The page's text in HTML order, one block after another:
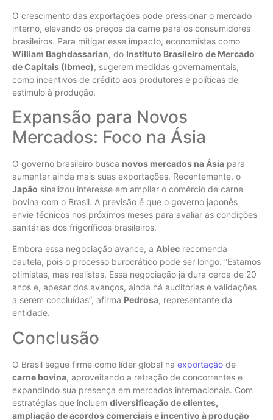
O crescimento das exportações pode pressionar o mercado
interno, elevando os preços da carne para os consumidores
brasileiros. Para mitigar esse impacto, economistas como
William Baghdassarian, do Instituto Brasileiro de Mercado
de Capitais (Ibmec), sugerem medidas governamentais,
como incentivos de crédito aos produtores e políticas de
estímulo à produção.
Expansão para Novos
Mercados: Foco na Ásia
O governo brasileiro busca novos mercados na Ásia para
aumentar ainda mais suas exportações. Recentemente, o
Japão sinalizou interesse em ampliar o comércio de carne
bovina com o Brasil. A previsão é que o governo japonês
envie técnicos nos próximos meses para avaliar as condições
sanitárias dos frigoríficos brasileiros.
Embora essa negociação avance, a Abiec recomenda
cautela, pois o processo burocrático pode ser longo. “Estamos
otimistas, mas realistas. Essa negociação já dura cerca de 20
anos e, apesar dos avanços, ainda há auditorias e validações
a serem concluídas”, afirma Pedrosa, representante da
entidade.
Conclusão
O Brasil segue firme como líder global na exportação de
carne bovina, aproveitando a retração de concorrentes e
expandindo sua presença em mercados internacionais. Com
estratégias que incluem diversificação de clientes,
ampliação de acordos comerciais e incentivo à produção